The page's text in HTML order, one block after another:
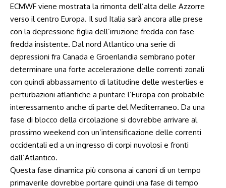
ECMWF viene mostrata la rimonta dell’alta delle Azzorre
verso il centro Europa. Il sud Italia sarà ancora alle prese
con la depressione figlia dell’irruzione fredda con fase
fredda insistente. Dal nord Atlantico una serie di
depressioni fra Canada e Groenlandia sembrano poter
determinare una forte accelerazione delle correnti zonali
con quindi abbassamento di latitudine delle westerlies e
perturbazioni atlantiche a puntare l’Europa con probabile
interessamento anche di parte del Mediterraneo. Da una
fase di blocco della circolazione si dovrebbe arrivare al
prossimo weekend con un’intensificazione delle correnti
occidentali ed a un ingresso di corpi nuvolosi e fronti
dall’Atlantico.
Questa fase dinamica più consona ai canoni di un tempo
primaverile dovrebbe portare quindi una fase di tempo